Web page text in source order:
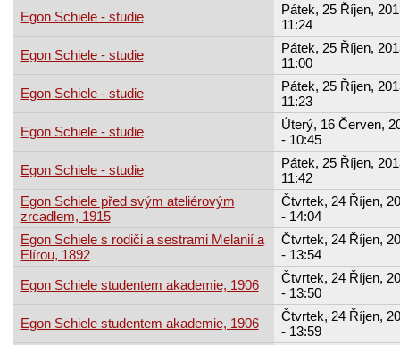
Egon Schiele - studie
Pátek, 25 Říjen,
11:24
Egon Schiele - studie
Pátek, 25 Říjen,
11:00
Egon Schiele - studie
Pátek, 25 Říjen,
11:23
Egon Schiele - studie
Úterý, 16 Červen,
- 10:45
Egon Schiele - studie
Pátek, 25 Říjen,
11:42
Egon Schiele před svým ateliérovým
zrcadlem, 1915
Čtvrtek, 24 Říjen,
- 14:04
Egon Schiele s rodiči a sestrami Melanií a
Elírou, 1892
Čtvrtek, 24 Říjen,
- 13:54
Egon Schiele studentem akademie, 1906
Čtvrtek, 24 Říjen,
- 13:50
Egon Schiele studentem akademie, 1906
Čtvrtek, 24 Říjen,
- 13:59